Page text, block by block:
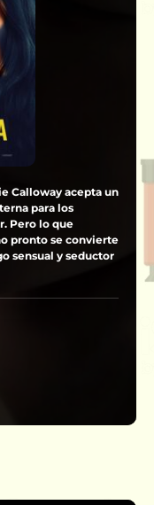
Calloway acepta un
para los
Pero lo que
pronto se convierte
sensual y seductor